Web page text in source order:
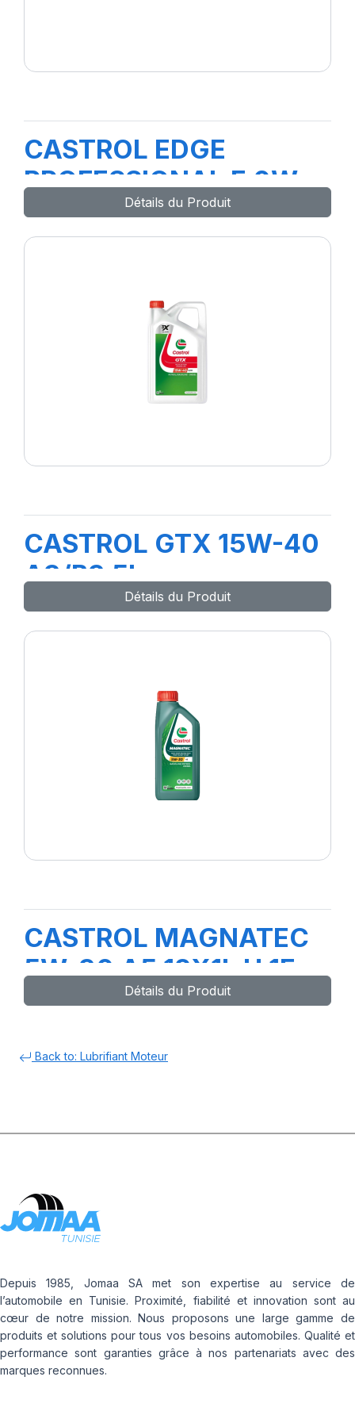
CASTROL EDGE
PROFESSIONAL E 0W-
30 208LDétails du Produit
CASTROL GTX 15W-40
A3/B3 5L
Détails du Produit
CASTROL MAGNATEC
5W-30 A5 12X1L H 1F
Détails du Produit
Back to: Lubrifiant Moteur
Depuis 1985, Jomaa SA met son expertise au service de
l’automobile en Tunisie. Proximité, fiabilité et innovation sont au
cœur de notre mission. Nous proposons une large gamme de
produits et solutions pour tous vos besoins automobiles. Qualité et
performance sont garanties grâce à nos partenariats avec des
marques reconnues.